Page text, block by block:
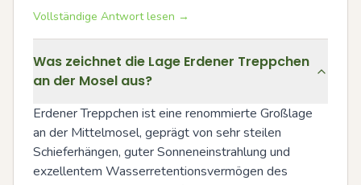
Vollständige Antwort lesen →
Was zeichnet die Lage Erdener Treppchen
an der Mosel aus?
Erdener Treppchen ist eine renommierte Großlage
an der Mittelmosel, geprägt von sehr steilen
Schieferhängen, guter Sonneneinstrahlung und
exzellentem Wasserretentionsvermögen des